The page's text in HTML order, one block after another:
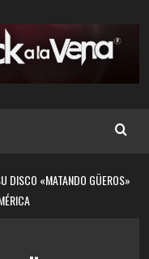
DISCO «MATANDO GÜEROS»